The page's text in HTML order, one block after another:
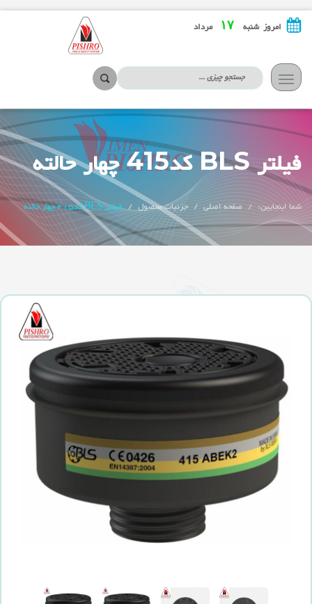
امروز شنبه مرداد
تعویض
ناوبری
فیلتر BLS کد415 چهار حالته
شما اینجایین: صفحه اصلی جزئیات محصول فیلتر BLS کد415 چهار حالته